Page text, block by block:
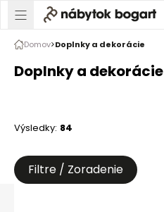
Domov Doplnky a dekorácie
Doplnky a dekorácie
Zoradiť
Výsledky: 84
Filtre / Zoradenie